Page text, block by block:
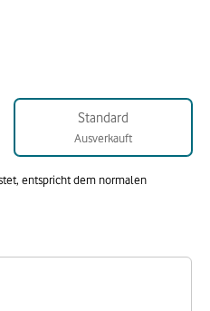
Standard
Ausverkauft
entspricht dem normalen